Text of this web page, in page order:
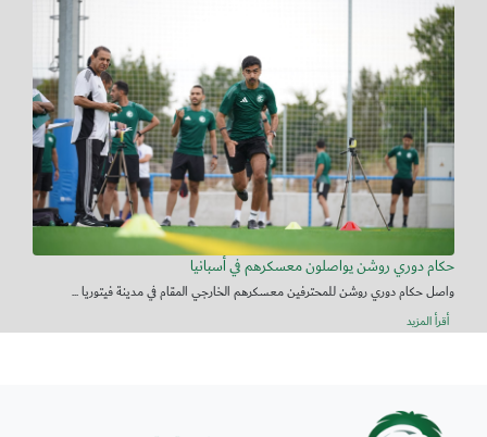
حكام دوري روشن يواصلون معسكرهم في أسبانيا
واصل حكام دوري روشن للمحترفين معسكرهم الخارجي المقام في مدينة فيتوريا ...
أقرأ المزيد